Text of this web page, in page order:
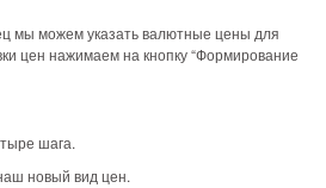
мы можем указать валютные цены для
цен нажимаем на кнопку “Формирование
шага.
новый вид цен.